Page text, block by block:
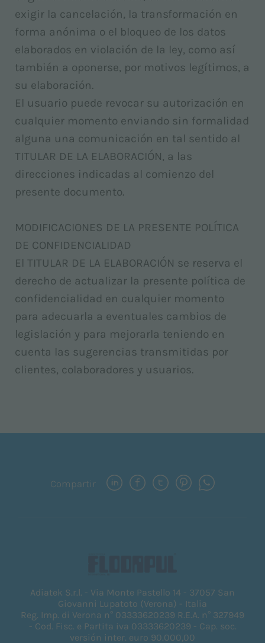
exigir la cancelación, la transformación en
forma anónima o el bloqueo de los datos
elaborados en violación de la ley, como así
también a oponerse, por motivos legítimos, a
su elaboración.
El usuario puede revocar su autorización en
cualquier momento enviando sin formalidad
alguna una comunicación en tal sentido al
TITULAR DE LA ELABORACIÓN, a las
direcciones indicadas al comienzo del
presente documento.
MODIFICACIONES DE LA PRESENTE POLÍTICA
DE CONFIDENCIALIDAD
El TITULAR DE LA ELABORACIÓN se reserva el
derecho de actualizar la presente política de
confidencialidad en cualquier momento
para adecuarla a eventuales cambios de
legislación y para mejorarla teniendo en
cuenta las sugerencias transmitidas por
clientes, colaboradores y usuarios.
Compartir
Adiatek S.r.l. - Via Monte Pastello 14 - 37057 San
Giovanni Lupatoto (Verona) - Italia
Reg. Imp. di Verona n° 03333620239 R.E.A. n° 327949
- Cod. Fisc. e Partita iva 03333620239 - Cap. soc.
versión inter. euro 90.000,00